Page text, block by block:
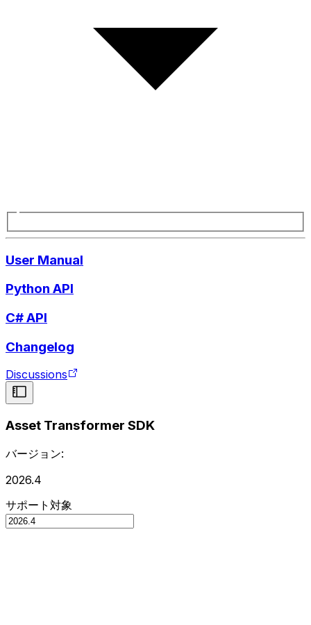
User Manual
Python API
C# API
Changelog
Discussions
Asset Transformer SDK
バージョン:
2026.4
サポート対象